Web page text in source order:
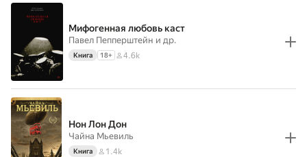
Мифогенная любовь каст
Павел Пепперштейн и др.
Книга 18+ 4.6k
Нон Лон Дон
Чайна Мьевиль
Книга 1.4k